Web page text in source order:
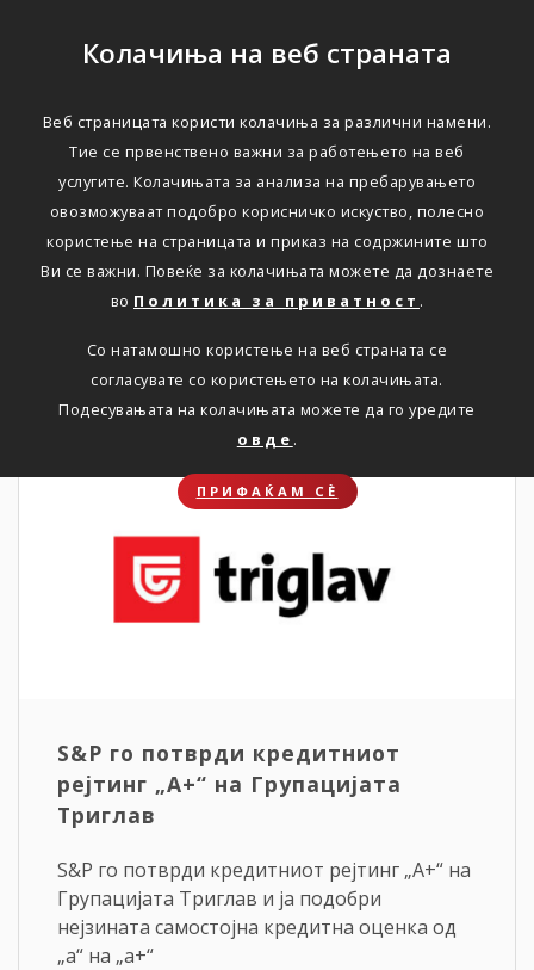
Колачиња на веб страната
Веб страницата користи колачиња за различни намени.
Тие се првенствено важни за работењето на веб
услугите. Колачињата за анализа на пребарувањето
овозможуваат подобро корисничко искуство, полесно
користење на страницата и приказ на содржините што
Ви се важни. Повеќе за колачињата можете да дознаете
во Политика за приватност .
Со натамошно користење на веб страната се
согласувате со користењето на колачињата.
Подесувањата на колачињата можете да го уредите
овде .
ПРИФАЌАМ СЀ
НОВОСТИ
Актуелно
Новости
31. 07. 2026
S&P го потврди кредитниот
рејтинг „A+“ на Групацијата
Триглав
S&P го потврди кредитниот рејтинг „A+“ на
Групацијата Триглав и ја подобри
нејзината самостојна кредитна оценка од
„a“ на „a+“